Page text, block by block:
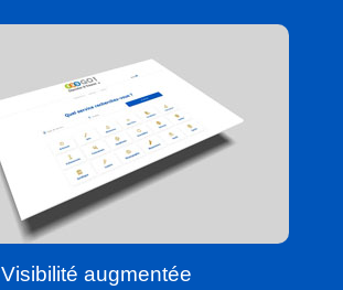
Visibilité augmentée